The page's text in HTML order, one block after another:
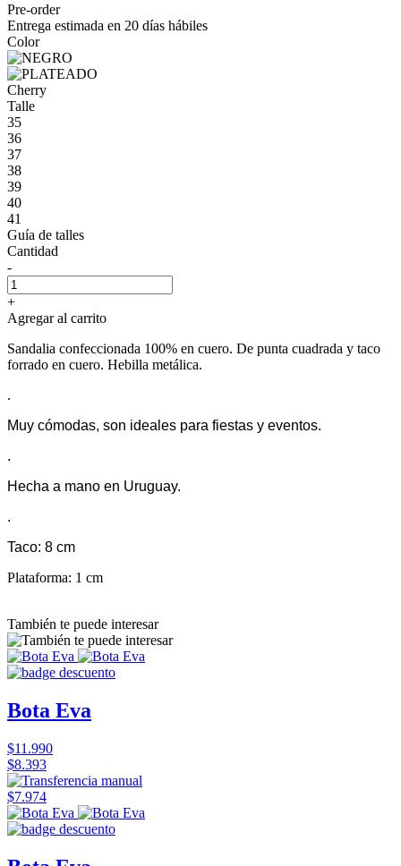
Pre-order
Entrega estimada en 20 días hábiles
Color
Cherry
Talle
35
36
37
38
39
40
41
Guía de talles
Cantidad
-
+
Agregar al carrito
Sandalia confeccionada 100% en cuero. De punta cuadrada y taco
forrado en cuero. Hebilla metálica.
.
Muy cómodas, son ideales para fiestas y eventos.
.
Hecha a mano en Uruguay.
.
Taco: 8 cm
Plataforma: 1 cm
También te puede interesar
Bota Eva
$11.990
$8.393
$7.974